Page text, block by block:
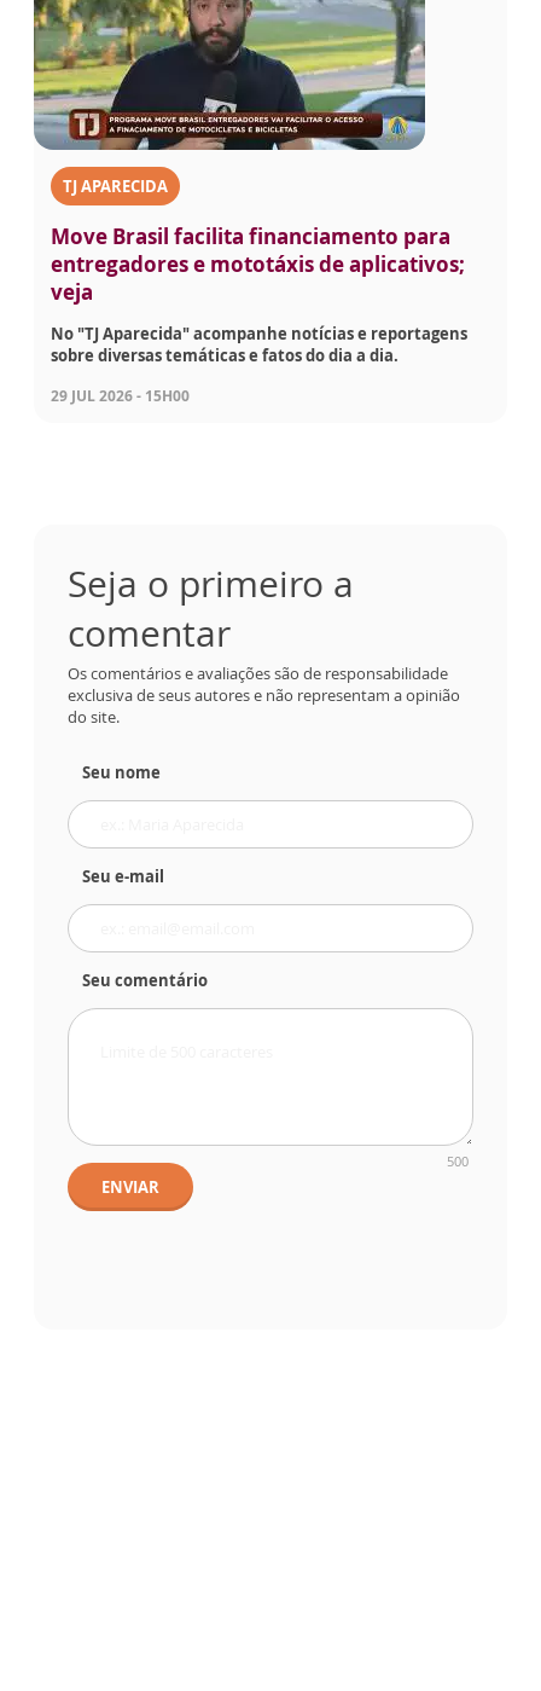
TJ APARECIDA
Move Brasil facilita financiamento para
entregadores e mototáxis de aplicativos;
veja
No "TJ Aparecida" acompanhe notícias e reportagens
sobre diversas temáticas e fatos do dia a dia.
29 JUL 2026 - 15H00
Seja o primeiro a
comentar
Os comentários e avaliações são de responsabilidade
exclusiva de seus autores e não representam a opinião
do site.
Seu nome
Seu e-mail
Seu comentário
500
ENVIAR